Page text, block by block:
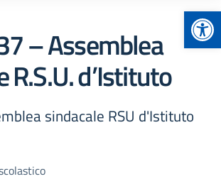
– Assemblea
R.S.U. d’Istituto
sindacale RSU d'Istituto